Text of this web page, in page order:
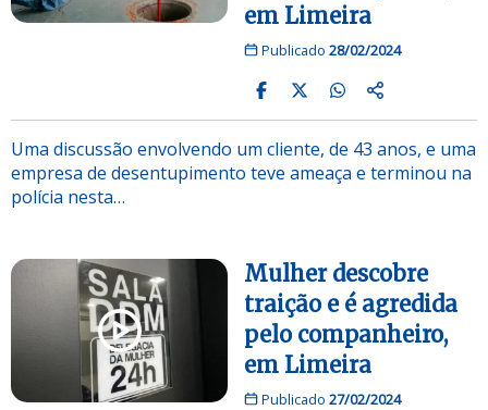
em Limeira
Publicado 28/02/2024
Uma discussão envolvendo um cliente, de 43 anos, e uma
empresa de desentupimento teve ameaça e terminou na
polícia nesta…
Mulher descobre
traição e é agredida
pelo companheiro,
em Limeira
Publicado 27/02/2024